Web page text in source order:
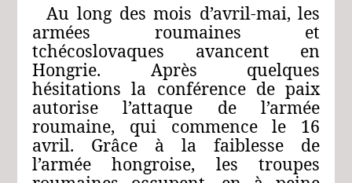
Au long des mois d’avril-mai, les
armées roumaines et
tchécoslovaques avancent en
Hongrie. Après quelques
hésitations la conférence de paix
autorise l’attaque de l’armée
roumaine, qui commence le 16
avril. Grâce à la faiblesse de
l’armée hongroise, les troupes